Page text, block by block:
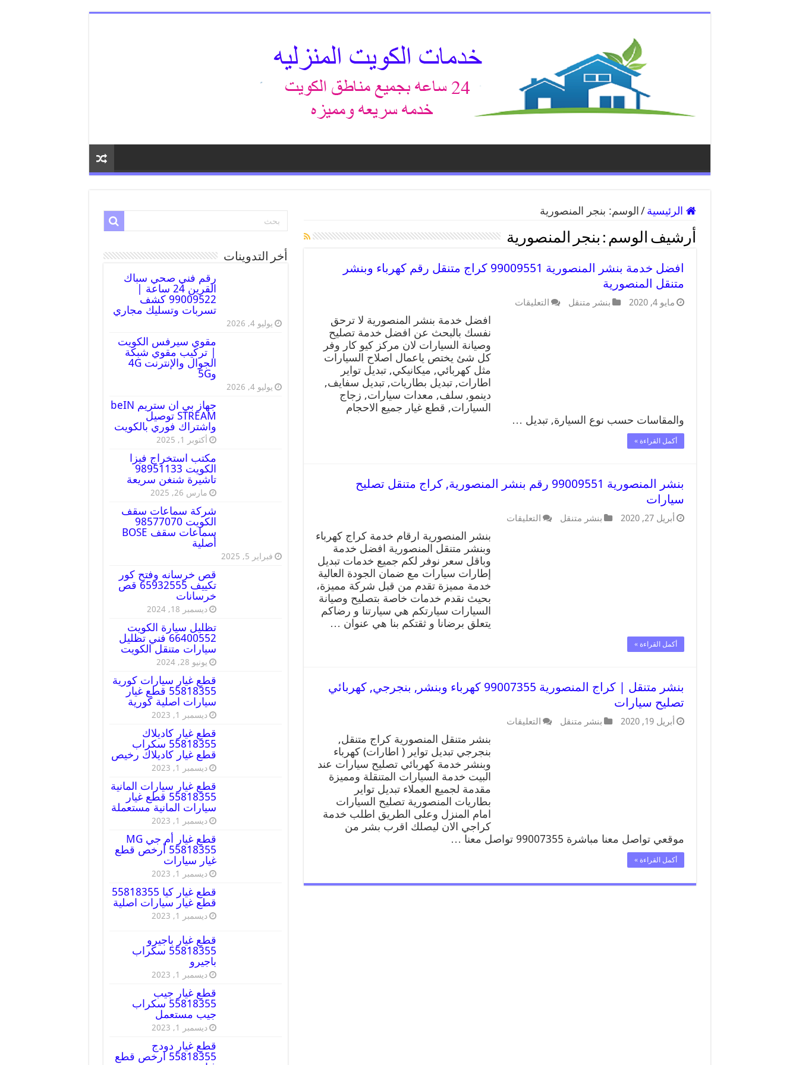
الرئيسية / الوسم: بنجر المنصورية
أرشيف الوسم : بنجر المنصورية
افضل خدمة بنشر المنصورية 99009551 كراج متنقل رقم كهرباء وبنشر
متنقل المنصورية
مايو 4, 2020 بنشر متنقل التعليقات
افضل خدمة بنشر المنصورية لا ترحق
نفسك بالبحث عن افضل خدمة تصليح
وصيانة السيارات لان مركز كيو كار وفر
كل شئ يختص ياعمال اصلاح السيارات
مثل كهربائي, ميكانيكي, تبديل تواير
اطارات, تبديل بطاريات, تبديل سفايف,
دينمو, سلف, معدات سيارات, زجاج
السيارات, قطع غيار جميع الاحجام
والمقاسات حسب نوع السيارة, تبديل …
أكمل القراءة »
بنشر المنصورية 99009551 رقم بنشر المنصورية, كراج متنقل تصليح
سيارات
أبريل 27, 2020 بنشر متنقل التعليقات
بنشر المنصورية ارقام خدمة كراج كهرباء
وبنشر متنقل المنصورية افضل خدمة
وباقل سعر نوفر لكم جميع خدمات تبديل
إطارات سيارات مع ضمان الجودة العالية
خدمة مميزة تقدم من قبل شركة مميزة،
بحيث نقدم خدمات خاصة بتصليح وصيانة
السيارات سيارتكم هي سيارتنا و رضاكم
يتعلق برضانا و ثقتكم بنا هي عنوان …
أكمل القراءة »
بنشر متنقل | كراج المنصورية 99007355 كهرباء وبنشر, بنجرجي, كهربائي
تصليح سيارات
أبريل 19, 2020 بنشر متنقل التعليقات
بنشر متنقل المنصورية كراج متنقل,
بنجرجي تبديل تواير ( اطارات) كهرباء
وبنشر خدمة كهربائي تصليح سيارات عند
البيت خدمة السيارات المتنقلة ومميزة
مقدمة لجميع العملاء تبديل تواير
بطاريات المنصورية تصليح السيارات
امام المنزل وعلى الطريق اطلب خدمة
كراجي الان ليصلك اقرب بشر من
موقعي تواصل معنا مباشرة 99007355 تواصل معنا …
أكمل القراءة »
أخر التدوينات
رقم فني صحي سباك
القرين 24 ساعة |
99009522 كشف
تسربات وتسليك مجاري
يوليو 4, 2026
مقوي سيرفس الكويت
| تركيب مقوي شبكة
الجوال والإنترنت 4G
و5G
يوليو 4, 2026
جهاز بي ان ستريم beIN
STREAM توصيل
واشتراك فوري بالكويت
أكتوبر 1, 2025
مكتب استخراج فيزا
الكويت 98951133
تاشيرة شنغن سريعة
مارس 26, 2025
شركة سماعات سقف
الكويت 98577070
سماعات سقف BOSE
أصلية
فبراير 5, 2025
قص خرسانه وفتح كور
تكييف 65932555 قص
خرسانات
ديسمبر 18, 2024
تظليل سيارة الكويت
66400552 فني تظليل
سيارات متنقل الكويت
يونيو 28, 2024
قطع غيار سيارات كورية
55818355 قطع غيار
سيارات اصلية كورية
ديسمبر 1, 2023
قطع غيار كاديلاك
55818355 سكراب
قطع غيار كاديلاك رخيص
ديسمبر 1, 2023
قطع غيار سيارات المانية
55818355 قطع غيار
سيارات المانية مستعملة
ديسمبر 1, 2023
قطع غيار أم جي MG
55818355 أرخص قطع
غيار سيارات
ديسمبر 1, 2023
قطع غيار كيا 55818355
قطع غيار سيارات اصلية
ديسمبر 1, 2023
قطع غيار باجيرو
55818355 سكراب
باجيرو
ديسمبر 1, 2023
قطع غيار جيب
55818355 سكراب
جيب مستعمل
ديسمبر 1, 2023
قطع غيار دودج
55818355 ارخص قطع